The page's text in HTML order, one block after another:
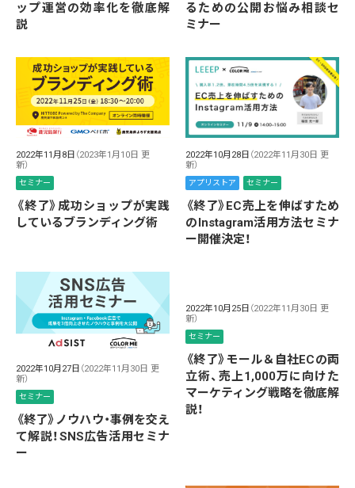
ップ運営の効率化を徹底解
説
るための公開お悩み相談セ
ミナー
2022年11月8日 （2023年1月10日 更
新）
セミナー
《終了》成功ショップが実践
しているブランディング術
2022年10月28日 （2022年11月30日 更
新）
アプリストア セミナー
《終了》EC売上を伸ばすため
のInstagram活用方法セミナ
ー開催決定！
2022年10月27日 （2022年11月30日 更
新）
セミナー
《終了》ノウハウ・事例を交え
て解説！SNS広告活用セミナ
ー
2022年10月25日 （2022年11月30日 更
新）
セミナー
《終了》モール＆自社ECの両
立術、売上1,000万に向けた
マーケティング戦略を徹底解
説！